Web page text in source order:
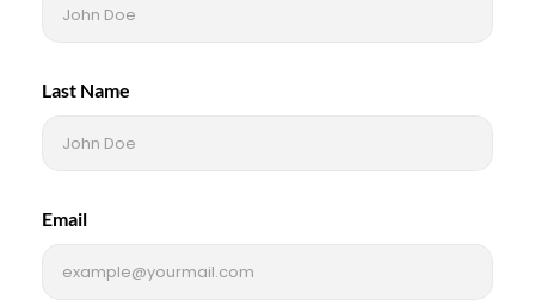
Last Name
Email